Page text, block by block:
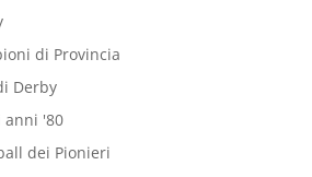
di Provincia
Derby
anni '80
dei Pionieri